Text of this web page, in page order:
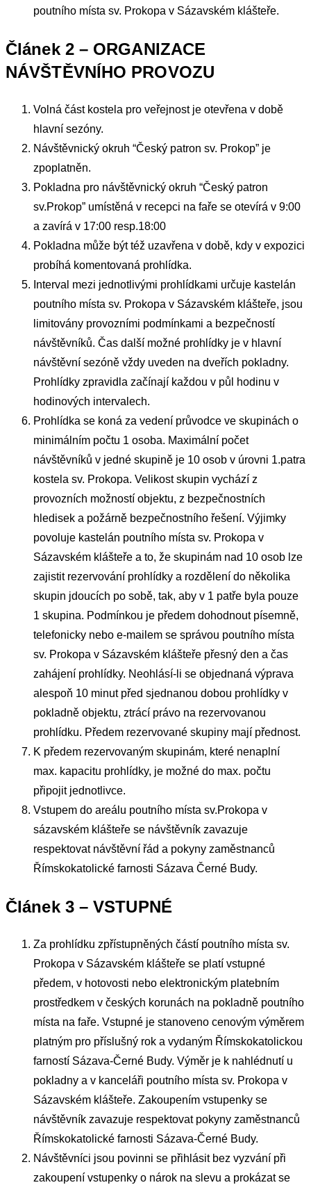
poutního místa sv. Prokopa v Sázavském klášteře.
Článek 2 – ORGANIZACE
NÁVŠTĚVNÍHO PROVOZU
Volná část kostela pro veřejnost je otevřena v době
hlavní sezóny.
Návštěvnický okruh “Český patron sv. Prokop” je
zpoplatněn.
Pokladna pro návštěvnický okruh “Český patron
sv.Prokop” umístěná v recepci na faře se otevírá v 9:00
a zavírá v 17:00 resp.18:00
Pokladna může být též uzavřena v době, kdy v expozici
probíhá komentovaná prohlídka.
Interval mezi jednotlivými prohlídkami určuje kastelán
poutního místa sv. Prokopa v Sázavském klášteře, jsou
limitovány provozními podmínkami a bezpečností
návštěvníků. Čas další možné prohlídky je v hlavní
návštěvní sezóně vždy uveden na dveřích pokladny.
Prohlídky zpravidla začínají každou v půl hodinu v
hodinových intervalech.
Prohlídka se koná za vedení průvodce ve skupinách o
minimálním počtu 1 osoba. Maximální počet
návštěvníků v jedné skupině je 10 osob v úrovni 1.patra
kostela sv. Prokopa. Velikost skupin vychází z
provozních možností objektu, z bezpečnostních
hledisek a požárně bezpečnostního řešení. Výjimky
povoluje kastelán poutního místa sv. Prokopa v
Sázavském klášteře a to, že skupinám nad 10 osob lze
zajistit rezervování prohlídky a rozdělení do několika
skupin jdoucích po sobě, tak, aby v 1 patře byla pouze
1 skupina. Podmínkou je předem dohodnout písemně,
telefonicky nebo e-mailem se správou poutního místa
sv. Prokopa v Sázavském klášteře přesný den a čas
zahájení prohlídky. Neohlásí-li se objednaná výprava
alespoň 10 minut před sjednanou dobou prohlídky v
pokladně objektu, ztrácí právo na rezervovanou
prohlídku. Předem rezervované skupiny mají přednost.
K předem rezervovaným skupinám, které nenaplní
max. kapacitu prohlídky, je možné do max. počtu
připojit jednotlivce.
Vstupem do areálu poutního místa sv.Prokopa v
sázavském klášteře se návštěvník zavazuje
respektovat návštěvní řád a pokyny zaměstnanců
Římskokatolické farnosti Sázava Černé Budy.
Článek 3 – VSTUPNÉ
Za prohlídku zpřístupněných částí poutního místa sv.
Prokopa v Sázavském klášteře se platí vstupné
předem, v hotovosti nebo elektronickým platebním
prostředkem v českých korunách na pokladně poutního
místa na faře. Vstupné je stanoveno cenovým výměrem
platným pro příslušný rok a vydaným Římskokatolickou
farností Sázava-Černé Budy. Výměr je k nahlédnutí u
pokladny a v kanceláři poutního místa sv. Prokopa v
Sázavském klášteře. Zakoupením vstupenky se
návštěvník zavazuje respektovat pokyny zaměstnanců
Římskokatolické farnosti Sázava-Černé Budy.
Návštěvníci jsou povinni se přihlásit bez vyzvání při
zakoupení vstupenky o nárok na slevu a prokázat se